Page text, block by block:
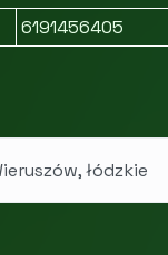
6191456405
łódzkie